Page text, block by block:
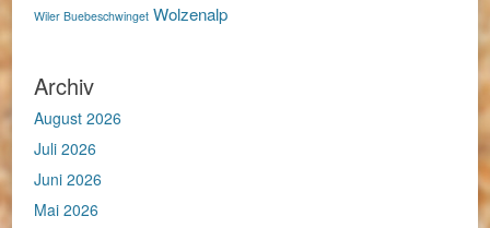
Wiler Buebeschwinget Wolzenalp
Archiv
August 2026
Juli 2026
Juni 2026
Mai 2026